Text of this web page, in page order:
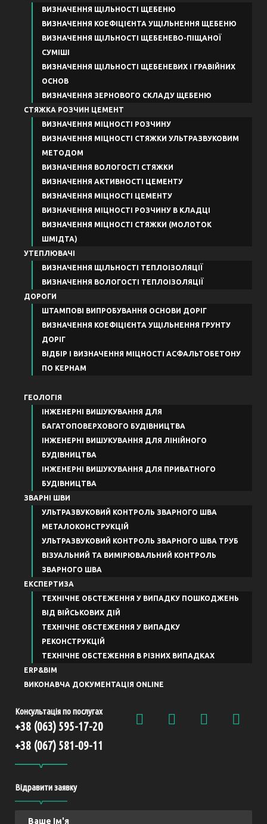
ВИЗНАЧЕННЯ ЩІЛЬНОСТІ ЩЕБЕНЮ
ВИЗНАЧЕННЯ КОЕФІЦІЄНТА УЩІЛЬНЕННЯ ЩЕБЕНЮ
ВИЗНАЧЕННЯ ЩІЛЬНОСТІ ЩЕБЕНЕВО-ПІЩАНОЇ
СУМІШІ
ВИЗНАЧЕННЯ ЩІЛЬНОСТІ ЩЕБЕНЕВИХ І ГРАВІЙНИХ
ОСНОВ
ВИЗНАЧЕННЯ ЗЕРНОВОГО СКЛАДУ ЩЕБЕНЮ
СТЯЖКА РОЗЧИН ЦЕМЕНТ
ВИЗНАЧЕННЯ МІЦНОСТІ РОЗЧИНУ
ВИЗНАЧЕННЯ МІЦНОСТІ СТЯЖКИ УЛЬТРАЗВУКОВИМ
МЕТОДОМ
ВИЗНАЧЕННЯ ВОЛОГОСТІ СТЯЖКИ
ВИЗНАЧЕННЯ АКТИВНОСТІ ЦЕМЕНТУ
ВИЗНАЧЕННЯ МІЦНОСТІ ЦЕМЕНТУ
ВИЗНАЧЕННЯ МІЦНОСТІ РОЗЧИНУ В КЛАДЦІ
ВИЗНАЧЕННЯ МІЦНОСТІ СТЯЖКИ (МОЛОТОК
ШМІДТА)
УТЕПЛЮВАЧІ
ВИЗНАЧЕННЯ ЩІЛЬНОСТІ ТЕПЛОІЗОЛЯЦІЇ
ВИЗНАЧЕННЯ ВОЛОГОСТІ ТЕПЛОІЗОЛЯЦІЇ
ДОРОГИ
ШТАМПОВІ ВИПРОБУВАННЯ ОСНОВИ ДОРІГ
ВИЗНАЧЕННЯ КОЕФІЦІЄНТА УЩІЛЬНЕННЯ ГРУНТУ
ДОРІГ
ВІДБІР І ВИЗНАЧЕННЯ МІЦНОСТІ АСФАЛЬТОБЕТОНУ
ПО КЕРНАМ
ГЕОЛОГІЯ
ІНЖЕНЕРНІ ВИШУКУВАННЯ ДЛЯ
БАГАТОПОВЕРХОВОГО БУДІВНИЦТВА
ІНЖЕНЕРНІ ВИШУКУВАННЯ ДЛЯ ЛІНІЙНОГО
БУДІВНИЦТВА
ІНЖЕНЕРНІ ВИШУКУВАННЯ ДЛЯ ПРИВАТНОГО
БУДІВНИЦТВА
ЗВАРНІ ШВИ
УЛЬТРАЗВУКОВИЙ КОНТРОЛЬ ЗВАРНОГО ШВА
МЕТАЛОКОНСТРУКЦІЙ
УЛЬТРАЗВУКОВИЙ КОНТРОЛЬ ЗВАРНОГО ШВА ТРУБ
ВІЗУАЛЬНИЙ ТА ВИМІРЮВАЛЬНИЙ КОНТРОЛЬ
ЗВАРНОГО ШВА
ЕКСПЕРТИЗА
ТЕХНІЧНЕ ОБСТЕЖЕННЯ У ВИПАДКУ ПОШКОДЖЕНЬ
ВІД ВІЙСЬКОВИХ ДІЙ
ТЕХНІЧНЕ ОБСТЕЖЕННЯ У ВИПАДКУ
РЕКОНСТРУКЦІЙ
ТЕХНІЧНЕ ОБСТЕЖЕННЯ В РІЗНИХ ВИПАДКАХ
ERP&BIM
ВИКОНАВЧА ДОКУМЕНТАЦІЯ ONLINE
Консультація по послугах
+38 (063) 595-17-20
+38 (067) 581-09-11
Відравити заявку